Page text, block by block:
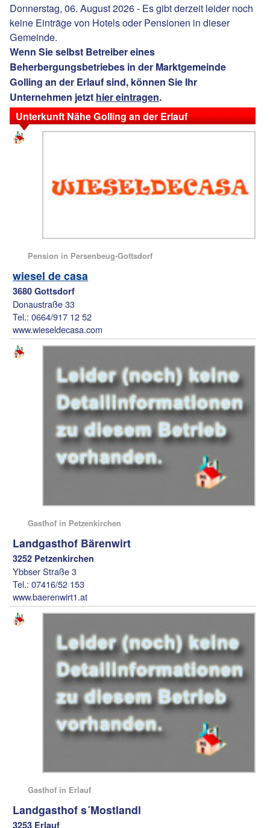
Donnerstag, 06. August 2026 - Es gibt derzeit leider noch
keine Einträge von Hotels oder Pensionen in dieser
Gemeinde.
Wenn Sie selbst Betreiber eines
Beherbergungsbetriebes in der Marktgemeinde
Golling an der Erlauf sind, können Sie Ihr
Unternehmen jetzt hier eintragen.
Unterkunft Nähe Golling an der Erlauf
Pension in Persenbeug-Gottsdorf
wiesel de casa
3680 Gottsdorf
Donaustraße 33
Tel.: 0664/917 12 52
www.wieseldecasa.com
Gasthof in Petzenkirchen
Landgasthof Bärenwirt
3252 Petzenkirchen
Ybbser Straße 3
Tel.: 07416/52 153
www.baerenwirt1.at
Gasthof in Erlauf
Landgasthof s´Mostlandl
3253 Erlauf